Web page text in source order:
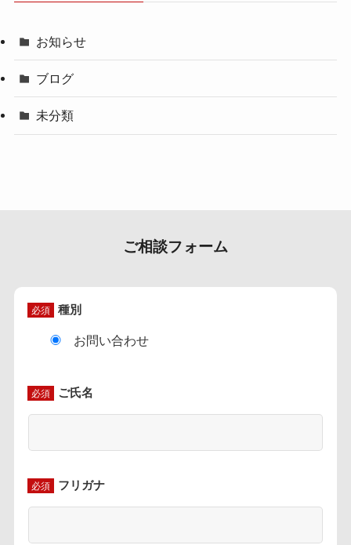
お知らせ
ブログ
未分類
ご相談フォーム
必須 種別
お問い合わせ
必須 ご氏名
必須 フリガナ